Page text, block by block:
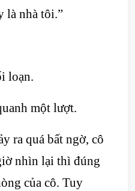
là nhà tôi.”
loạn.
một lượt.
ra quá bất ngờ, cô
nhìn lại thì đúng
của cô. Tuy